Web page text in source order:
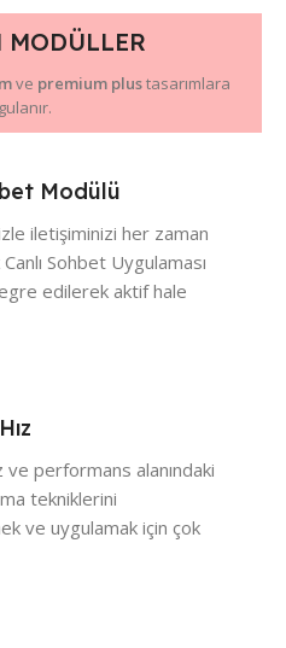
MODÜLLER
ve premium plustasarımlara
Modülü
iletişiminizi her zaman
Sohbet Uygulaması
edilerek aktif hale
ve performans alanındaki
tekniklerini
ve uygulamak için çok